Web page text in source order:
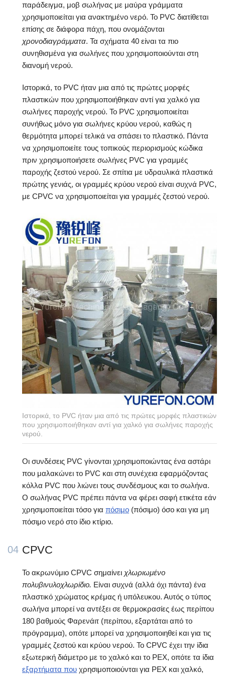
παράδειγμα, μοβ σωλήνας με μαύρα γράμματα
χρησιμοποιείται για ανακτημένο νερό. Το PVC διατίθεται
επίσης σε διάφορα πάχη, που ονομάζονται
χρονοδιαγράμματα. Τα σχήματα 40 είναι τα πιο
συνηθισμένα για σωλήνες που χρησιμοποιούνται στη
διανομή νερού.
Ιστορικά, το PVC ήταν μια από τις πρώτες μορφές
πλαστικών που χρησιμοποιήθηκαν αντί για χαλκό για
σωλήνες παροχής νερού. Το PVC χρησιμοποιείται
συνήθως μόνο για σωλήνες κρύου νερού, καθώς η
θερμότητα μπορεί τελικά να σπάσει το πλαστικό. Πάντα
να χρησιμοποιείτε τους τοπικούς περιορισμούς κώδικα
πριν χρησιμοποιήσετε σωλήνες PVC για γραμμές
παροχής ζεστού νερού. Σε σπίτια με υδραυλικά πλαστικά
πρώτης γενιάς, οι γραμμές κρύου νερού είναι συχνά PVC,
με CPVC να χρησιμοποιείται για γραμμές ζεστού νερού.
Ιστορικά, το PVC ήταν μια από τις πρώτες μορφές πλαστικών
που χρησιμοποιήθηκαν αντί για χαλκό για σωλήνες παροχής
νερού.
Οι συνδέσεις PVC γίνονται χρησιμοποιώντας ένα αστάρι
που μαλακώνει το PVC και στη συνέχεια εφαρμόζοντας
κόλλα PVC που λιώνει τους συνδέσμους και το σωλήνα.
Ο σωλήνας PVC πρέπει πάντα να φέρει σαφή ετικέτα εάν
χρησιμοποιείται τόσο για πόσιμο (πόσιμο) όσο και για μη
πόσιμο νερό στο ίδιο κτίριο.
04 CPVC
Το ακρωνύμιο CPVC σημαίνει χλωριωμένο
πολυβινυλοχλωρίδιο. Είναι συχνά (αλλά όχι πάντα) ένα
πλαστικό χρώματος κρέμας ή υπόλευκου. Αυτός ο τύπος
σωλήνα μπορεί να αντέξει σε θερμοκρασίες έως περίπου
180 βαθμούς Φαρενάιτ (περίπου, εξαρτάται από το
πρόγραμμα), οπότε μπορεί να χρησιμοποιηθεί και για τις
γραμμές ζεστού και κρύου νερού. Το CPVC έχει την ίδια
εξωτερική διάμετρο με το χαλκό και το PEX, οπότε τα ίδια
εξαρτήματα που χρησιμοποιούνται για PEX και χαλκό,